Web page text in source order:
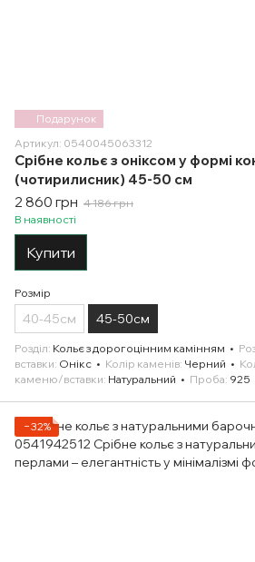
Подарунок
Артикул: 0540045063312
Срібне кольє з оніксом у формі
(чотирилисник) 45-50 см
2 860 грн 4 186 грн
В наявності
Купити
Розмір
40-45см 45-50см
Розділ Кольє з дорогоцінним камінням
вставки Онікс Колір каменів Черний
каменю/вставки Натуральний Проба 925
−32%